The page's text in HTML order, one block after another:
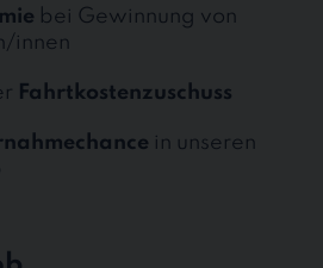
bei Gewinnung von
innen
Fahrtkostenzuschuss
in unseren